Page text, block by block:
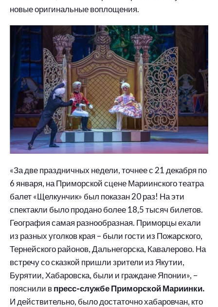
новые оригинальные воплощения.
«За две праздничных недели, точнее с 21 декабря по
6 января, на Приморской сцене Мариинского театра
балет «Щелкунчик» был показан 20 раз! На эти
спектакли было продано более 18,5 тысяч билетов.
География самая разнообразная. Приморцы ехали
из разных уголков края – были гости из Пожарского,
Тернейского районов, Дальнегорска, Кавалерово. На
встречу со сказкой пришли зрители из Якутии,
Бурятии, Хабаровска, были и граждане Японии», –
пояснили впресс-службе Приморской Мариинки.
И действительно, было достаточно хабаровчан, кто